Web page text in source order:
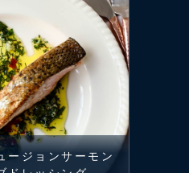
ージョンサーモン